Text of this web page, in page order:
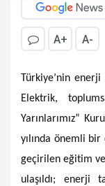
A+ A-
Türkiye’nin
Elektrik,
Yarınlarımız”
yılında önemli
geçirilen eğitim
ulaşıldı; enerji